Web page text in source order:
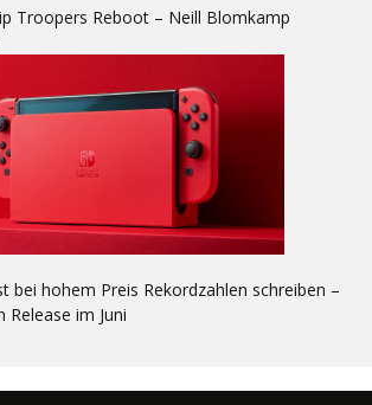
Troopers Reboot – Neill Blomkamp
bei hohem Preis Rekordzahlen schreiben –
Release im Juni